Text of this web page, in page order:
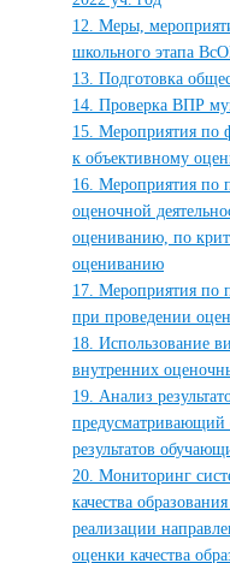
12. Меры,
школьного этапа
13. Подготовка
14. Проверка ВПР
15. Мероприятия по
к объективному
16. Мероприятия
оценочной
оцениванию, по
оцениванию
17. Мероприятия по
при проведении
18. Использование
внутренних
19. Анализ
предусматривающий
результатов
20. Мониторинг
качества
реализации
оценки качества